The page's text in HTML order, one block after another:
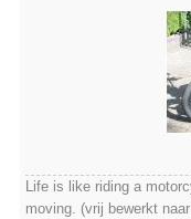
Life is like riding a
moving. (vrij bewerkt